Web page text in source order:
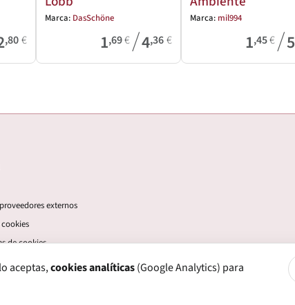
,80€
Marca: DasSchöne
1,69€/4,36€
Marca: mil994
1,45€/5
externos
de cookies
aceptas,cookies analíticas(Google Analytics) para